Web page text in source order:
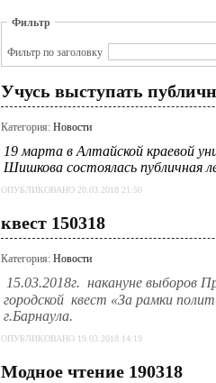
Фильтр
Фильтр по заголовку
Учусь выступать
Категория: Новости
19 марта в Алтайской краевой
Шишкова состоялась публичная
ОПУБЛИКОВАНО 20.03.2018 21:50
квест 150318
Категория: Новости
15.03.2018г. накануне выборов
городской квест «За рамки
г.Барнаула.
ОПУБЛИКОВАНО 19.03.2018 14:19
Модное чтение 190318